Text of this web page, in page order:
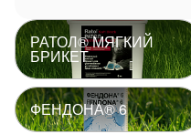
РАТОЛ® МЯГКИЙ
БРИКЕТ
ФЕНДОНА® 6